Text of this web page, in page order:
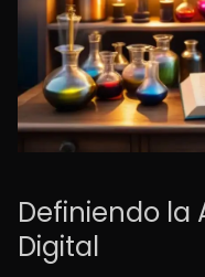
Definiendo la
Digital